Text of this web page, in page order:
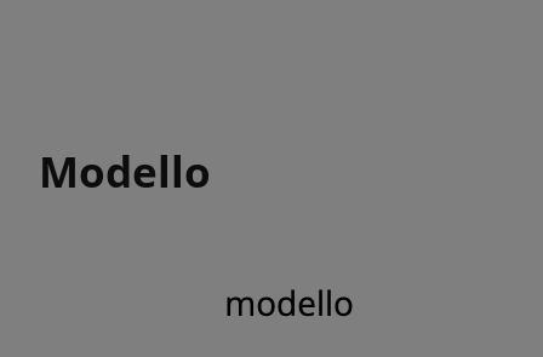
Modello